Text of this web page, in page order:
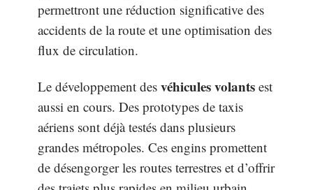
permettront une réduction significative des
accidents de la route et une optimisation des
flux de circulation.
Le développement des véhicules volants est
aussi en cours. Des prototypes de taxis
aériens sont déjà testés dans plusieurs
grandes métropoles. Ces engins promettent
de désengorger les routes terrestres et d’offrir